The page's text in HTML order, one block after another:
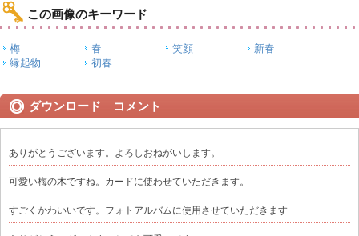
この画像のキーワード
梅 春 笑顔
新春
縁起物
初春
ダウンロード コメント
ありがとうございます。よろしおねがいします。
可愛い梅の木ですね。カードに使わせていただきます。
すごくかわいいです。フォトアルバムに使用させていただきます